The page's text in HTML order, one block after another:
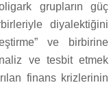
grupların güç
diyalektiğini
ve birbirine
ve tesbit etmek
finans krizlerinin